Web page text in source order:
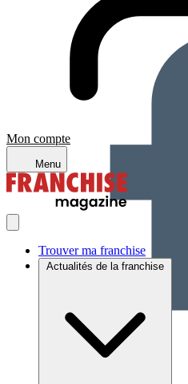
Mon compte
Menu
Trouver ma franchise
Actualités de la franchise